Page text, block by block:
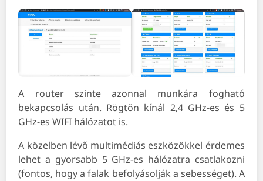
A router szinte azonnal munkára fogható
bekapcsolás után. Rögtön kínál 2,4 GHz-es és 5
GHz-es WIFI hálózatot is.
A közelben lévő multimédiás eszközökkel érdemes
lehet a gyorsabb 5 GHz-es hálózatra csatlakozni
(fontos, hogy a falak befolyásolják a sebességet). A